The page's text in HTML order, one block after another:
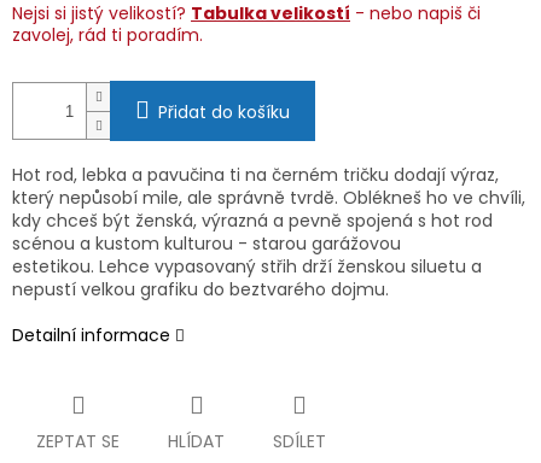
Nejsi si jistý velikostí? Tabulka velikostí - nebo napiš či
zavolej, rád ti poradím.
Přidat do košíku
Hot rod, lebka a pavučina ti na černém tričku dodají výraz,
který nepůsobí mile, ale správně tvrdě. Oblékneš ho ve chvíli,
kdy chceš být ženská, výrazná a pevně spojená s hot rod
scénou a kustom kulturou - starou garážovou
estetikou. Lehce vypasovaný střih drží ženskou siluetu a
nepustí velkou grafiku do beztvarého dojmu.
Detailní informace
ZEPTAT SE HLÍDAT SDÍLET